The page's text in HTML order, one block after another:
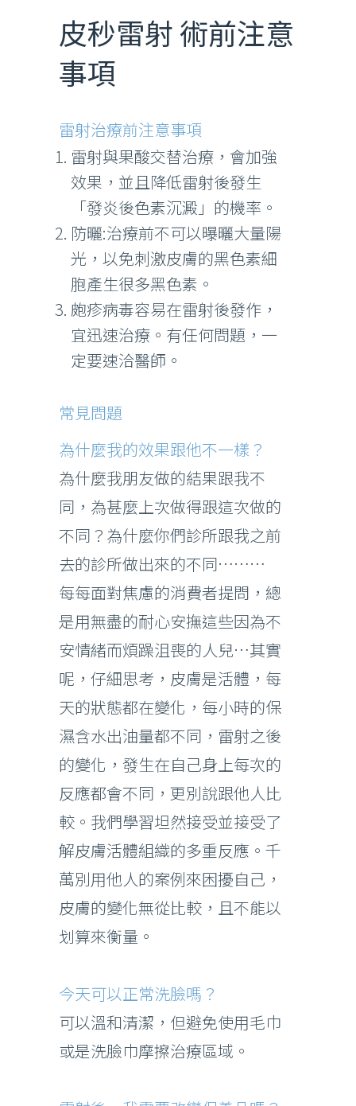
皮秒雷射 術前注意
事項
雷射治療前注意事項
雷射與果酸交替治療，會加強
效果，並且降低雷射後發生
「發炎後色素沉澱」的機率。
防曬:治療前不可以曝曬大量陽
光，以免刺激皮膚的黑色素細
胞產生很多黑色素。
皰疹病毒容易在雷射後發作，
宜迅速治療。有任何問題，一
定要速洽醫師。
常見問題
為什麼我的效果跟他不一樣？
為什麼我朋友做的結果跟我不
同，為甚麼上次做得跟這次做的
不同？為什麼你們診所跟我之前
去的診所做出來的不同………
每每面對焦慮的消費者提問，總
是用無盡的耐心安撫這些因為不
安情緒而煩躁沮喪的人兒…其實
呢，仔細思考，皮膚是活體，每
天的狀態都在變化，每小時的保
濕含水出油量都不同，雷射之後
的變化，發生在自己身上每次的
反應都會不同，更別說跟他人比
較。我們學習坦然接受並接受了
解皮膚活體組織的多重反應。千
萬別用他人的案例來困擾自己，
皮膚的變化無從比較，且不能以
划算來衡量。
今天可以正常洗臉嗎？
可以溫和清潔，但避免使用毛巾
或是洗臉巾摩擦治療區域。